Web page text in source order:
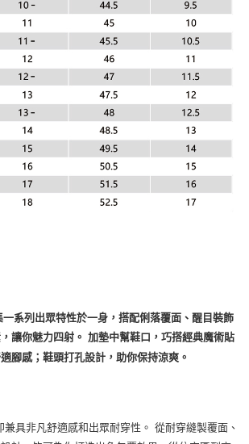
系列出眾特性於一身，搭配俐落覆面、醒目裝飾
讓你魅力四射。 加墊中幫鞋口，巧搭經典魔術貼
腳感；鞋頭打孔設計，助你保持涼爽。
具非凡舒適感和出眾耐穿性。 從耐穿縫製覆面、